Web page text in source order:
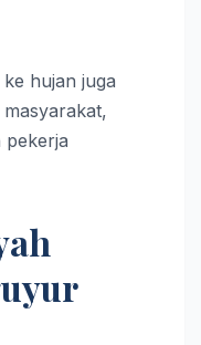
hujan juga
pekerja